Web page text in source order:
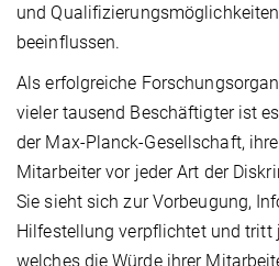
und
beeinflussen.
Als erfolgreiche
vieler tausend Beschäftigter ist
der Max-Planck-Gesellschaft,
Mitarbeiter vor jeder Art der
Sie sieht sich zur Vorbeugung,
Hilfestellung verpflichtet und tritt
welches die Würde ihrer